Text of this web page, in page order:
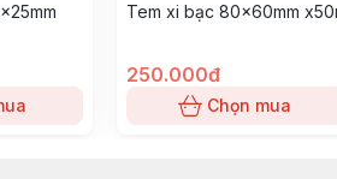
Tem xi bạc 80x60mm
250.000đ
Chọn mua